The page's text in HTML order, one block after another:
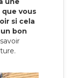
vous
si cela
bon